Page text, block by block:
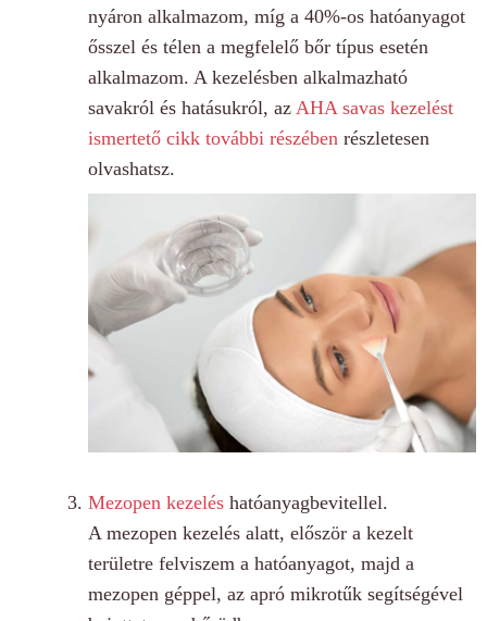
nyáron alkalmazom, míg a 40%-os hatóanyagot
ősszel és télen a megfelelő bőr típus esetén
alkalmazom. A kezelésben alkalmazható
savakról és hatásukról, az AHA savas kezelést
ismertető cikk további részébenrészletesen
olvashatsz.
Mezopen kezelés hatóanyagbevitellel.
A mezopen kezelés alatt, először a kezelt
területre felviszem a hatóanyagot, majd a
mezopen géppel, az apró mikrotűk segítségével